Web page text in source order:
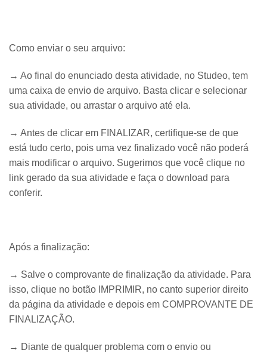
Como enviar o seu arquivo:
→ Ao final do enunciado desta atividade, no Studeo, tem
uma caixa de envio de arquivo. Basta clicar e selecionar
sua atividade, ou arrastar o arquivo até ela.
→ Antes de clicar em FINALIZAR, certifique-se de que
está tudo certo, pois uma vez finalizado você não poderá
mais modificar o arquivo. Sugerimos que você clique no
link gerado da sua atividade e faça o download para
conferir.
Após a finalização:
→ Salve o comprovante de finalização da atividade. Para
isso, clique no botão IMPRIMIR, no canto superior direito
da página da atividade e depois em COMPROVANTE DE
FINALIZAÇÃO.
​→ Diante de qualquer problema com o envio ou